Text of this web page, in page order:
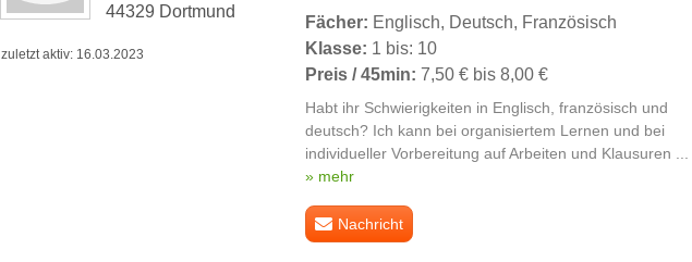
44329 Dortmund
zuletzt aktiv: 16.03.2023
Fächer: Englisch, Deutsch, Französisch
Klasse: 1 bis: 10
Preis / 45min: 7,50 € bis 8,00 €
Habt ihr Schwierigkeiten in Englisch, französisch und
deutsch? Ich kann bei organisiertem Lernen und bei
individueller Vorbereitung auf Arbeiten und Klausuren ...
» mehr
Nachricht